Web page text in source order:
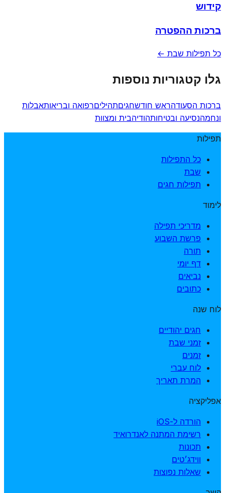
קידוש
ברכות ההפטרה
כל תפילות שבת ←
גלו קטגוריות נוספות
ברכות הסעודהראש חודשחגיםתהיליםרפואה ובריאותאבלות
ונחמהנסיעה ובטיחותהודיהבית ומצוות
תפילות
כל התפילות
שבת
תפילות חגים
לימוד
מדריכי תפילה
פרשת השבוע
תורה
דף יומי
נביאים
כתובים
לוח שנה
חגים יהודיים
זמני שבת
זמנים
לוח עברי
המרת תאריך
אפליקציה
הורדה ל-iOS
רשימת המתנה לאנדרואיד
תכונות
ווידג׳טים
שאלות נפוצות